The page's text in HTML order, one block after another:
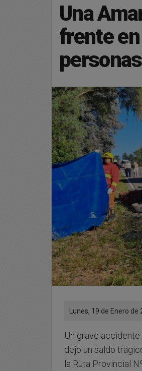
Una
frente
personas
Lunes, 19 de Enero de
Un grave
dejó un saldo
la Ruta Provincial